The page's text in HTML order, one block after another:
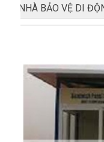
NHÀ BẢO VỆ DI